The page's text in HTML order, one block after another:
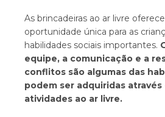
As brincadeiras ao ar livre
oportunidade única para as
habilidades sociais importantes.
equipe, a comunicação e a
conflitos são algumas das
podem ser adquiridas através
atividades ao ar livre.